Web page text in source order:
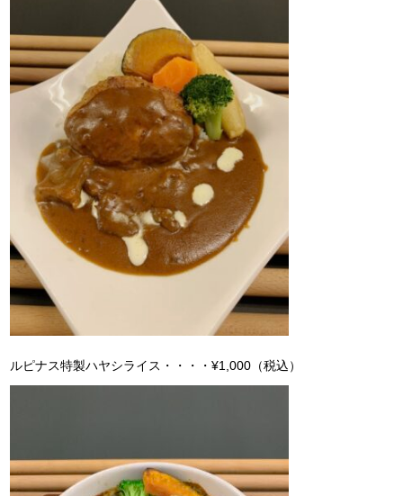
ルピナス特製ハヤシライス・・・・¥1,000（税込）